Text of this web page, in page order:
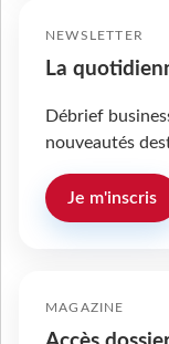
NEWSLETTER
La
Débrief
nouveautés
Je m'inscris
MAGAZINE